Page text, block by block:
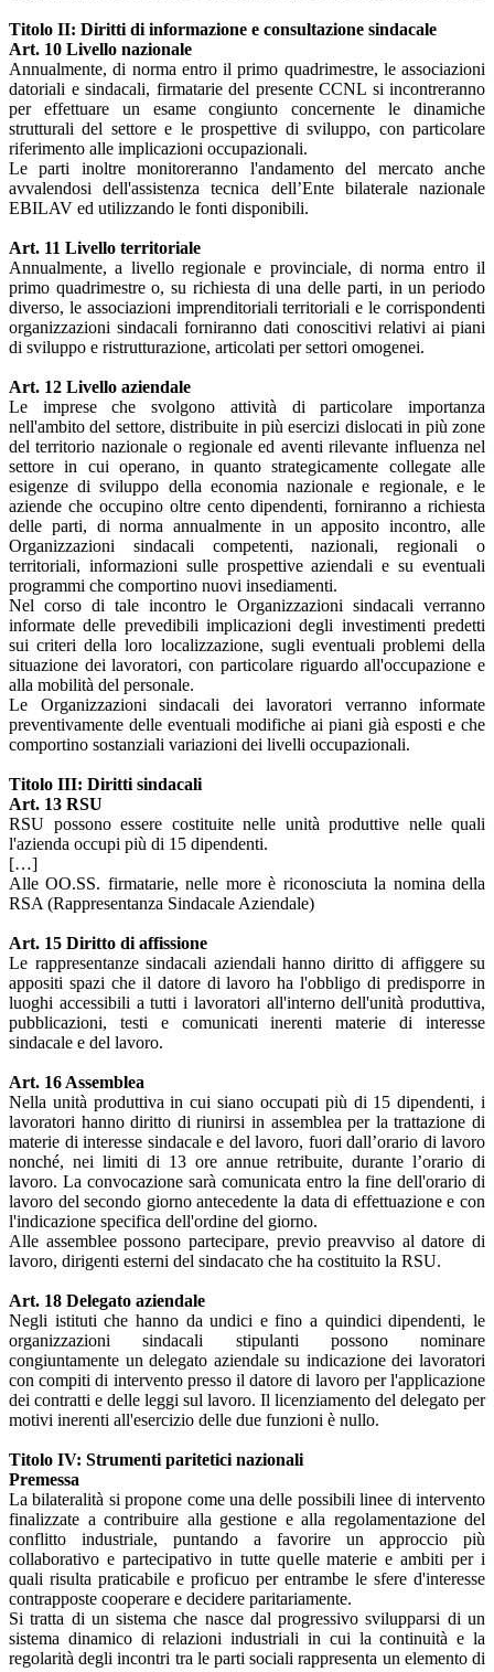
Titolo II: Diritti di informazione e consultazione sindacale
Art. 10 Livello nazionale
Annualmente, di norma entro il primo quadrimestre, le associazioni
datoriali e sindacali, firmatarie del presente CCNL si incontreranno
per effettuare un esame congiunto concernente le dinamiche
strutturali del settore e le prospettive di sviluppo, con particolare
riferimento alle implicazioni occupazionali.
Le parti inoltre monitoreranno l'andamento del mercato anche
avvalendosi dell'assistenza tecnica dell’Ente bilaterale nazionale
EBILAV ed utilizzando le fonti disponibili.
Art. 11 Livello territoriale
Annualmente, a livello regionale e provinciale, di norma entro il
primo quadrimestre o, su richiesta di una delle parti, in un periodo
diverso, le associazioni imprenditoriali territoriali e le corrispondenti
organizzazioni sindacali forniranno dati conoscitivi relativi ai piani
di sviluppo e ristrutturazione, articolati per settori omogenei.
Art. 12 Livello aziendale
Le imprese che svolgono attività di particolare importanza
nell'ambito del settore, distribuite in più esercizi dislocati in più zone
del territorio nazionale o regionale ed aventi rilevante influenza nel
settore in cui operano, in quanto strategicamente collegate alle
esigenze di sviluppo della economia nazionale e regionale, e le
aziende che occupino oltre cento dipendenti, forniranno a richiesta
delle parti, di norma annualmente in un apposito incontro, alle
Organizzazioni sindacali competenti, nazionali, regionali o
territoriali, informazioni sulle prospettive aziendali e su eventuali
programmi che comportino nuovi insediamenti.
Nel corso di tale incontro le Organizzazioni sindacali verranno
informate delle prevedibili implicazioni degli investimenti predetti
sui criteri della loro localizzazione, sugli eventuali problemi della
situazione dei lavoratori, con particolare riguardo all'occupazione e
alla mobilità del personale.
Le Organizzazioni sindacali dei lavoratori verranno informate
preventivamente delle eventuali modifiche ai piani già esposti e che
comportino sostanziali variazioni dei livelli occupazionali.
Titolo III: Diritti sindacali
Art. 13 RSU
RSU possono essere costituite nelle unità produttive nelle quali
l'azienda occupi più di 15 dipendenti.
[…]
Alle OO.SS. firmatarie, nelle more è riconosciuta la nomina della
RSA (Rappresentanza Sindacale Aziendale)
Art. 15 Diritto di affissione
Le rappresentanze sindacali aziendali hanno diritto di affiggere su
appositi spazi che il datore di lavoro ha l'obbligo di predisporre in
luoghi accessibili a tutti i lavoratori all'interno dell'unità produttiva,
pubblicazioni, testi e comunicati inerenti materie di interesse
sindacale e del lavoro.
Art. 16 Assemblea
Nella unità produttiva in cui siano occupati più di 15 dipendenti, i
lavoratori hanno diritto di riunirsi in assemblea per la trattazione di
materie di interesse sindacale e del lavoro, fuori dall’orario di lavoro
nonché, nei limiti di 13 ore annue retribuite, durante l’orario di
lavoro. La convocazione sarà comunicata entro la fine dell'orario di
lavoro del secondo giorno antecedente la data di effettuazione e con
l'indicazione specifica dell'ordine del giorno.
Alle assemblee possono partecipare, previo preavviso al datore di
lavoro, dirigenti esterni del sindacato che ha costituito la RSU.
Art. 18 Delegato aziendale
Negli istituti che hanno da undici e fino a quindici dipendenti, le
organizzazioni sindacali stipulanti possono nominare
congiuntamente un delegato aziendale su indicazione dei lavoratori
con compiti di intervento presso il datore di lavoro per l'applicazione
dei contratti e delle leggi sul lavoro. Il licenziamento del delegato per
motivi inerenti all'esercizio delle due funzioni è nullo.
Titolo IV: Strumenti paritetici nazionali
Premessa
La bilateralità si propone come una delle possibili linee di intervento
finalizzate a contribuire alla gestione e alla regolamentazione del
conflitto industriale, puntando a favorire un approccio più
collaborativo e partecipativo in tutte quelle materie e ambiti per i
quali risulta praticabile e proficuo per entrambe le sfere d'interesse
contrapposte cooperare e decidere paritariamente.
Si tratta di un sistema che nasce dal progressivo svilupparsi di un
sistema dinamico di relazioni industriali in cui la continuità e la
regolarità degli incontri tra le parti sociali rappresenta un elemento di